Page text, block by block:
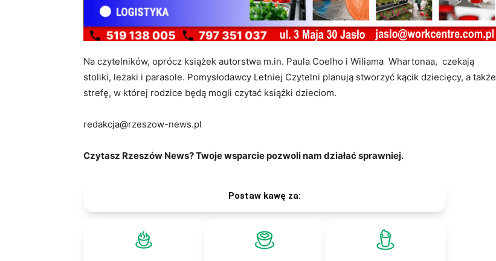
Na czytelników, oprócz książek autorstwa m.in. Paula Coelho i Wiliama Whartonaa, czekają
stoliki, leżaki i parasole. Pomysłodawcy Letniej Czytelni planują stworzyć kącik dziecięcy, a także
strefę, w której rodzice będą mogli czytać książki dzieciom.
redakcja@rzeszow-news.pl
Czytasz Rzeszów News? Twoje wsparcie pozwoli nam działać sprawniej.
Postaw kawę za: